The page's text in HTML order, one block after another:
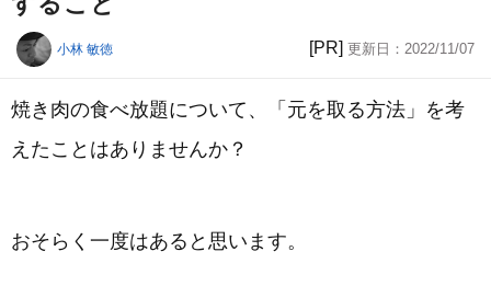
小林 敏徳 [PR] 更新日： 2022/11/07
焼き肉の食べ放題について、「元を取る方法」を考
えたことはありませんか？
おそらく一度はあると思います。